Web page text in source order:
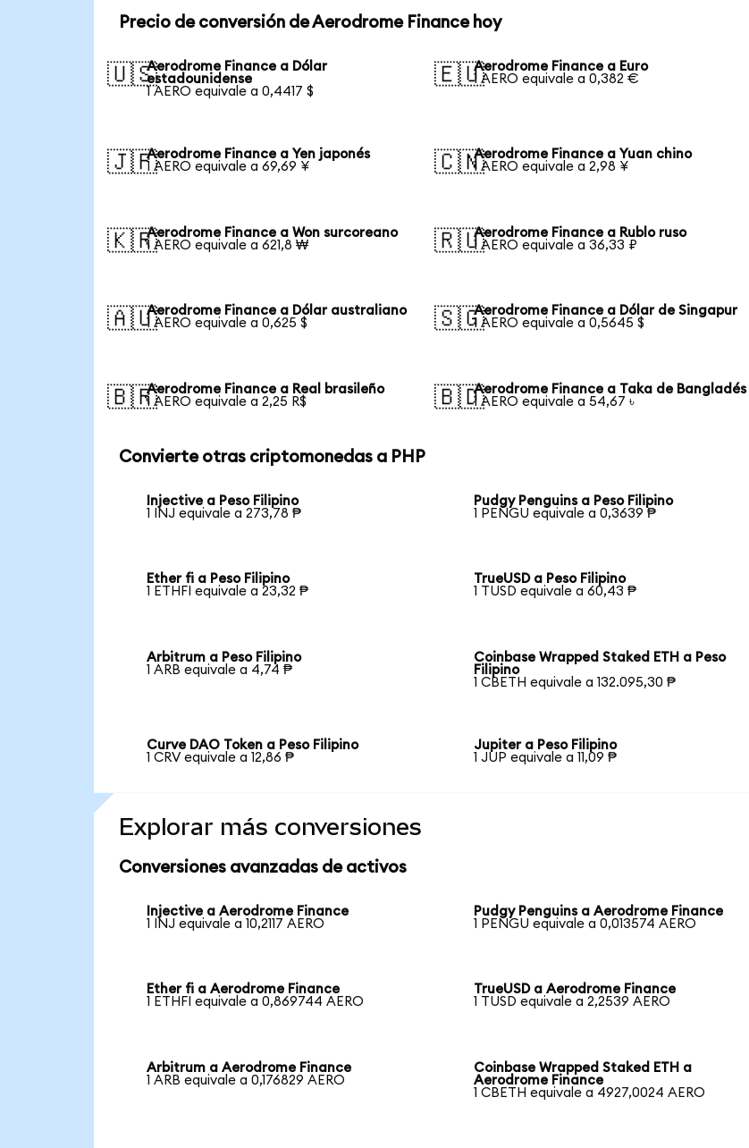
Precio de conversión de Aerodrome Finance hoy
🇺🇸Aerodrome Finance a Dólar
estadounidense
1 AERO equivale a 0,4417 $
🇪🇺Aerodrome Finance a Euro
1 AERO equivale a 0,382 €
🇯🇵Aerodrome Finance a Yen japonés
1 AERO equivale a 69,69 ¥
🇨🇳Aerodrome Finance a Yuan chino
1 AERO equivale a 2,98 ¥
🇰🇷Aerodrome Finance a Won surcoreano
1 AERO equivale a 621,8 ₩
🇷🇺Aerodrome Finance a Rublo ruso
1 AERO equivale a 36,33 ₽
🇦🇺Aerodrome Finance a Dólar australiano
1 AERO equivale a 0,625 $
🇸🇬Aerodrome Finance a Dólar de Singapur
1 AERO equivale a 0,5645 $
🇧🇷Aerodrome Finance a Real brasileño
1 AERO equivale a 2,25 R$
🇧🇩Aerodrome Finance a Taka de Bangladés
1 AERO equivale a 54,67 ৳
Convierte otras criptomonedas a PHP
Injective a Peso Filipino
1 INJ equivale a 273,78 ₱
Pudgy Penguins a Peso Filipino
1 PENGU equivale a 0,3639 ₱
Ether fi a Peso Filipino
1 ETHFI equivale a 23,32 ₱
TrueUSD a Peso Filipino
1 TUSD equivale a 60,43 ₱
Arbitrum a Peso Filipino
1 ARB equivale a 4,74 ₱
Coinbase Wrapped Staked ETH a Peso
Filipino
1 CBETH equivale a 132.095,30 ₱
Curve DAO Token a Peso Filipino
1 CRV equivale a 12,86 ₱
Jupiter a Peso Filipino
1 JUP equivale a 11,09 ₱
Explorar más conversiones
Conversiones avanzadas de activos
Injective a Aerodrome Finance
1 INJ equivale a 10,2117 AERO
Pudgy Penguins a Aerodrome Finance
1 PENGU equivale a 0,013574 AERO
Ether fi a Aerodrome Finance
1 ETHFI equivale a 0,869744 AERO
TrueUSD a Aerodrome Finance
1 TUSD equivale a 2,2539 AERO
Arbitrum a Aerodrome Finance
1 ARB equivale a 0,176829 AERO
Coinbase Wrapped Staked ETH a
Aerodrome Finance
1 CBETH equivale a 4927,0024 AERO